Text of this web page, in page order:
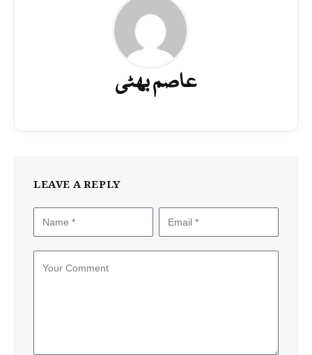
عاصم بھٹی
LEAVE A REPLY